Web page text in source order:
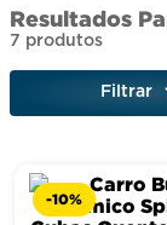
7 produtos
Filtrar
-10%